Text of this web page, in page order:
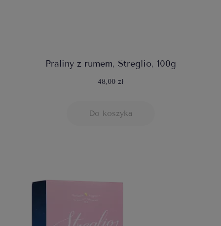
Praliny z rumem, Streglio, 100g
48,00 zł
Do koszyka